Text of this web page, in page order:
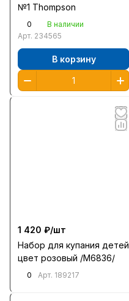
№1 Thompson
0
В наличии
Арт. 234565
В корзину
1 420 ₽/шт
Набор для купания детей
цвет розовый /М6836/
0 Арт. 189217